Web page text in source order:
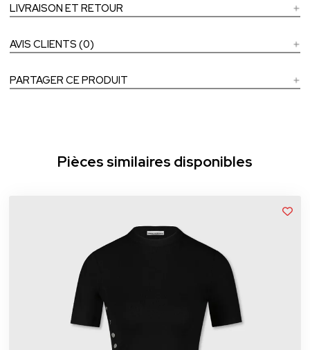
LIVRAISON ET RETOUR
AVIS CLIENTS (0)
PARTAGER CE PRODUIT
Pièces similaires disponibles